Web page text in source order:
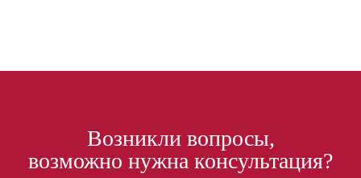
Возникли вопросы,
возможно нужна консультация?